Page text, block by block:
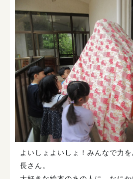
よいしょよいしょ！みんなで力
長さん。